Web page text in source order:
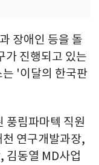
장애인 등을 돌
가 진행되고 있는
'이달의 한국판
풍림파마텍 직원
연구개발과장,
김동열 MD사업